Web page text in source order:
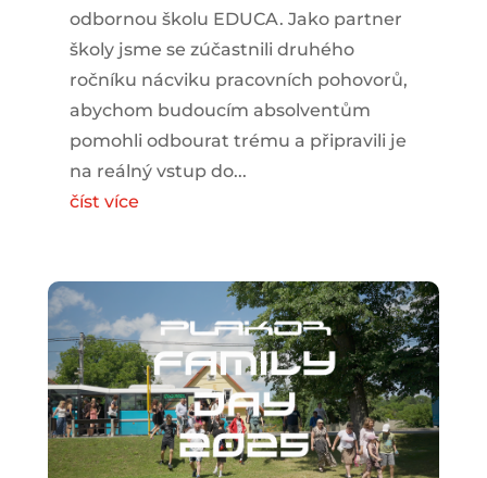
odbornou školu EDUCA. Jako partner
školy jsme se zúčastnili druhého
ročníku nácviku pracovních pohovorů,
abychom budoucím absolventům
pomohli odbourat trému a připravili je
na reálný vstup do...
číst více